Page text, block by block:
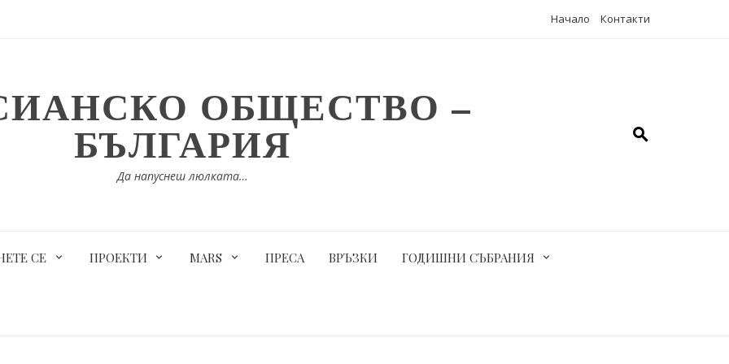
Начало Контакти
ОБЩЕСТВО –
БЪЛГАРИЯ
Да напуснеш люлката…
СЕ ПРОЕКТИ MARS ПРЕСА ВРЪЗКИ ГОДИШНИ СЪБРАНИЯ